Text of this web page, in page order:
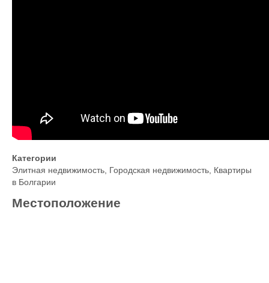
Категории
Элитная недвижимость, Городская недвижимость, Квартиры
в Болгарии
Местоположение